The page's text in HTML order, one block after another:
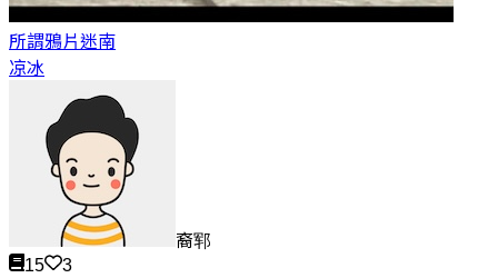
所謂鴉片迷南
凉冰
裔郓
15
3